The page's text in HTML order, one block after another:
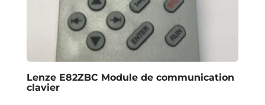
Lenze E82ZBC Module de communication
clavier